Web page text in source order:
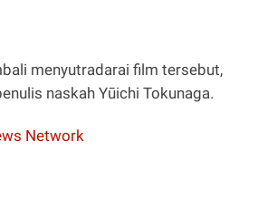
menyutradarai film tersebut,
naskah Yūichi Tokunaga.
Network